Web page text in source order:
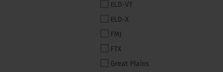
ELD-VT
ELD-X
FMJ
FTX
Great Plains